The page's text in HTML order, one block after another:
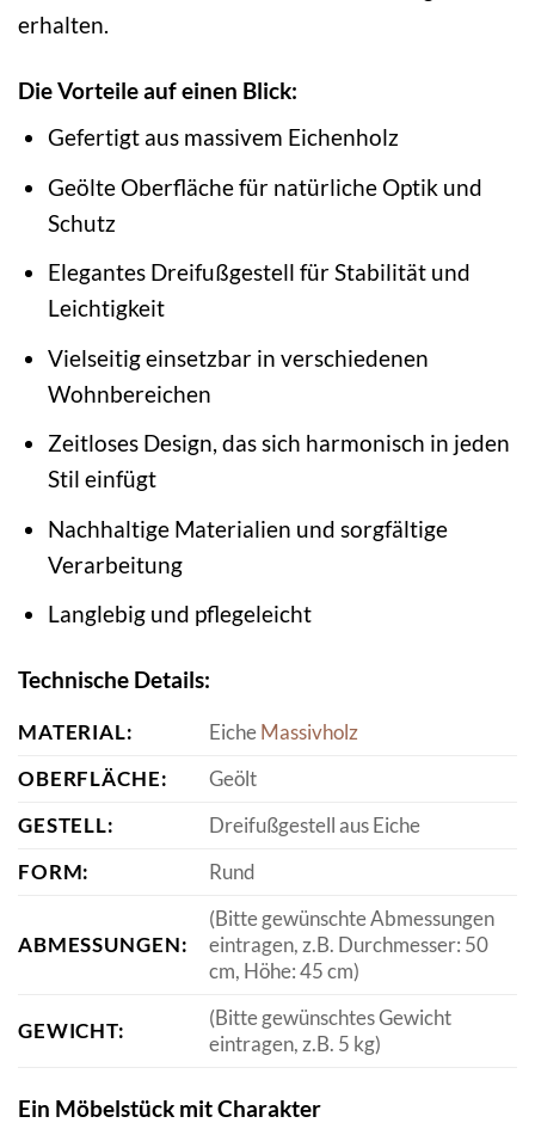
erhalten.
Die Vorteile auf einen Blick:
Gefertigt aus massivem Eichenholz
Geölte Oberfläche für natürliche Optik und
Schutz
Elegantes Dreifußgestell für Stabilität und
Leichtigkeit
Vielseitig einsetzbar in verschiedenen
Wohnbereichen
Zeitloses Design, das sich harmonisch in jeden
Stil einfügt
Nachhaltige Materialien und sorgfältige
Verarbeitung
Langlebig und pflegeleicht
Technische Details:
MATERIAL: EicheMassivholz
OBERFLÄCHE:
Geölt
GESTELL:
Dreifußgestell aus Eiche
FORM:
Rund
ABMESSUNGEN:
(Bitte gewünschte Abmessungen
eintragen, z.B. Durchmesser: 50
cm, Höhe: 45 cm)
GEWICHT:
(Bitte gewünschtes Gewicht
eintragen, z.B. 5 kg)
Ein Möbelstück mit Charakter